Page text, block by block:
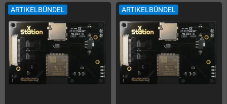
ARTIKELBÜNDEL ARTIKELBÜNDEL